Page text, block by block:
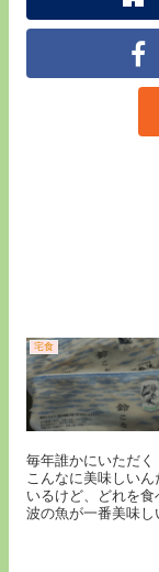
宅食
毎年誰かにいただ
こんなに美味しい
いるけど、どれを
波の魚が一番美味し